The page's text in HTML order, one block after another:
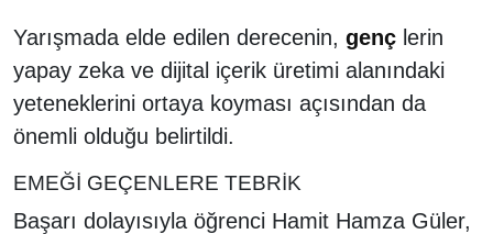
Yarışmada elde edilen derecenin, genç lerin
yapay zeka ve dijital içerik üretimi alanındaki
yeteneklerini ortaya koyması açısından da
önemli olduğu belirtildi.
EMEĞİ GEÇENLERE TEBRİK
Başarı dolayısıyla öğrenci Hamit Hamza Güler,